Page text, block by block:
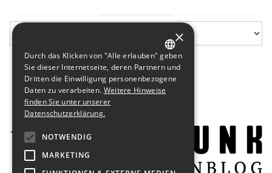
GERMAN
ENGLISH
×
Durch das Klicken von "Alle erlauben" geben
Sie dieser Internetseite, deren Partnern und
Dritten die Einwilligung personenbezogene
Daten zu verarbeiten. Weitere Hinweise
finden Sie unter unserer
Datenschutzerklärung.
NOTWENDIG
MARKETING